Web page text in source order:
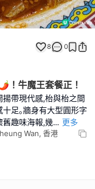
8 0
！牛魔王套餐正！
帶現代感,枱與枱之間
足｡牆身有大型圓形字
舊趣味海報,幾... 更多
Wan, 香港